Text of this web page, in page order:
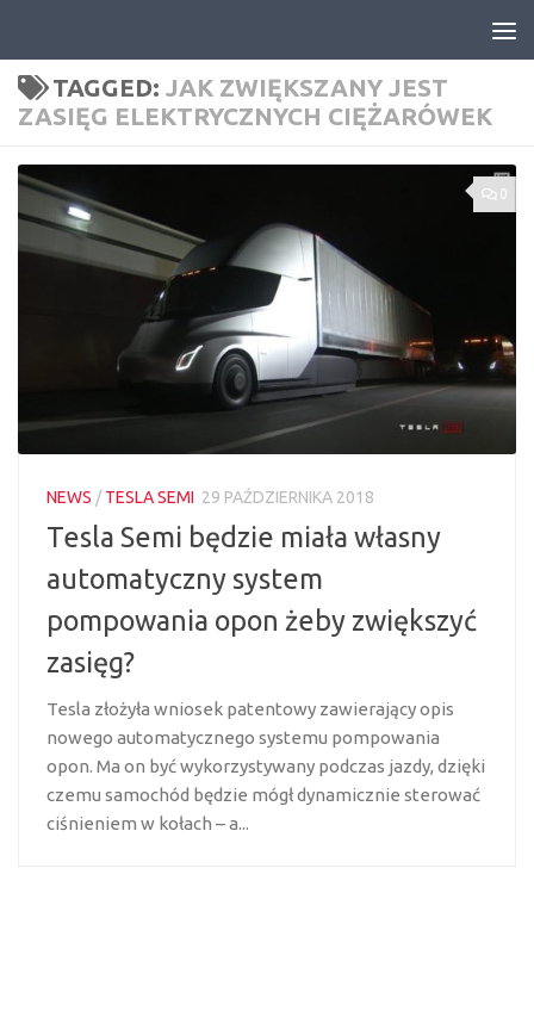
TAGGED: JAK ZWIĘKSZANY JEST
ZASIĘG ELEKTRYCZNYCH CIĘŻARÓWEK
0
NEWS /TESLA SEMI 29 PAŹDZIERNIKA 2018
Tesla Semi będzie miała własny
automatyczny system
pompowania opon żeby zwiększyć
zasięg?
Tesla złożyła wniosek patentowy zawierający opis
nowego automatycznego systemu pompowania
opon. Ma on być wykorzystywany podczas jazdy, dzięki
czemu samochód będzie mógł dynamicznie sterować
ciśnieniem w kołach – a...